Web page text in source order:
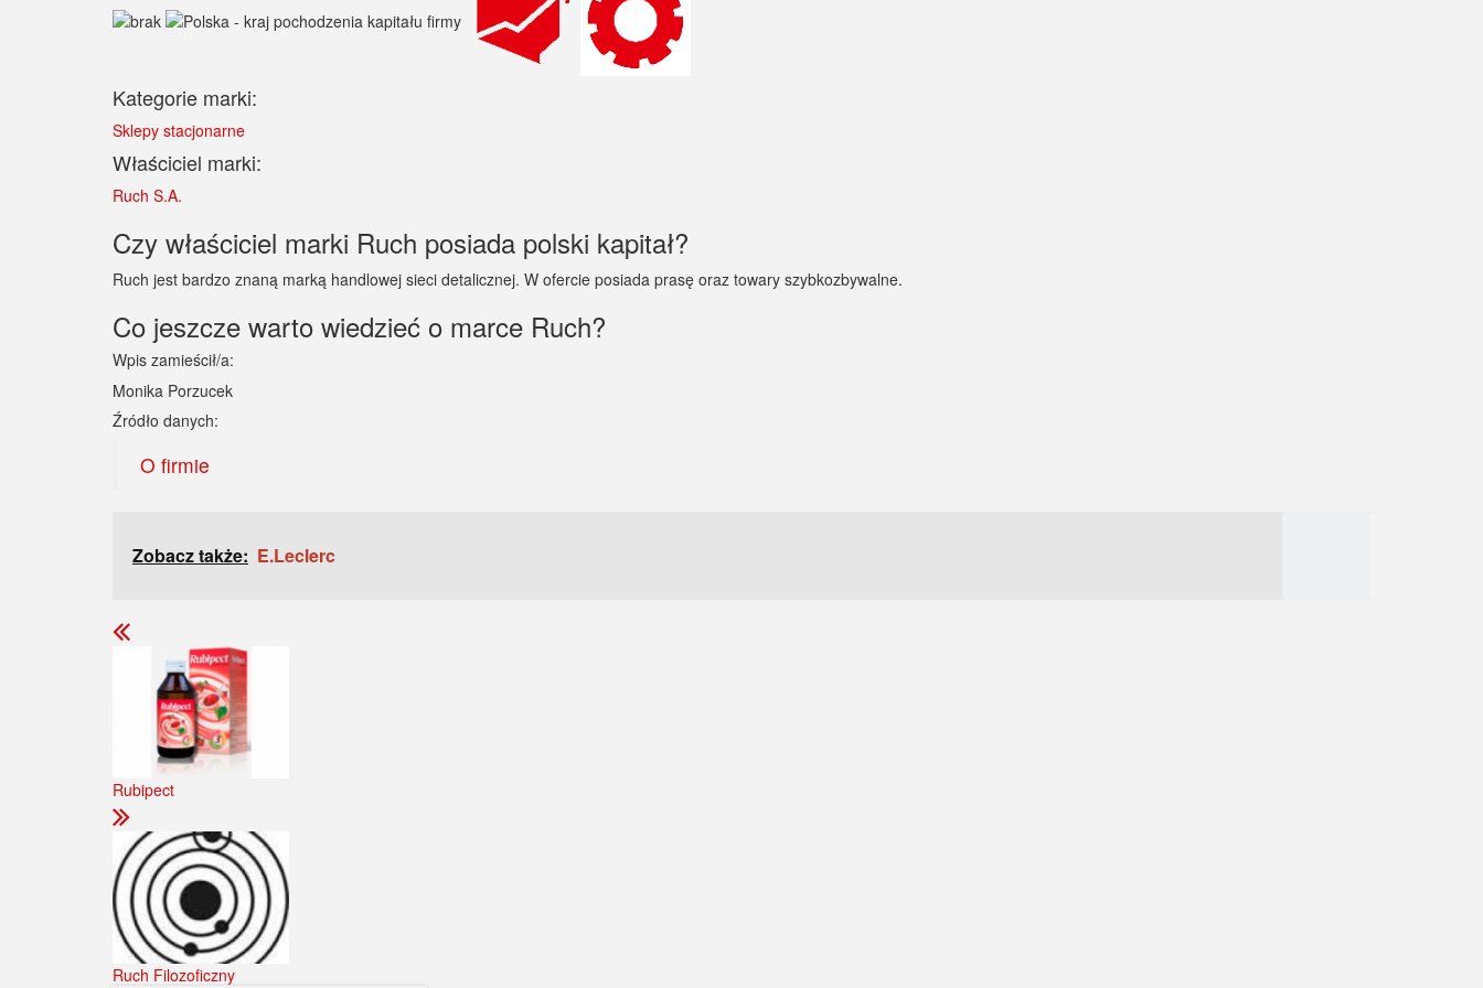
Kategorie marki:
Sklepy stacjonarne
Właściciel marki:
Ruch S.A.
Czy właściciel marki Ruch posiada polski kapitał?
Ruch jest bardzo znaną marką handlowej sieci detalicznej. W ofercie posiada prasę oraz towary szybkozbywalne.
Co jeszcze warto wiedzieć o marce Ruch?
Wpis zamieścił/a:
Monika Porzucek
Źródło danych:
O firmie
Zobacz także: E.Leclerc
Rubipect
Ruch Filozoficzny